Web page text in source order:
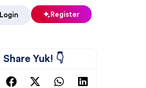
Register
Login
Share Yuk! 👇